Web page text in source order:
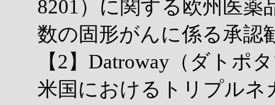
8201）に関する欧州医薬
数の固形がんに係る承認
【2】Datroway（ダトポ
米国におけるトリプルネ